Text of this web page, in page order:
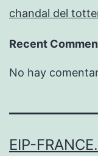
chandal del
Recent
No hay
EIP-